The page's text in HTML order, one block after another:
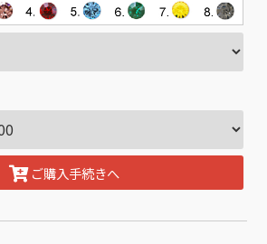
ご購入手続きへ